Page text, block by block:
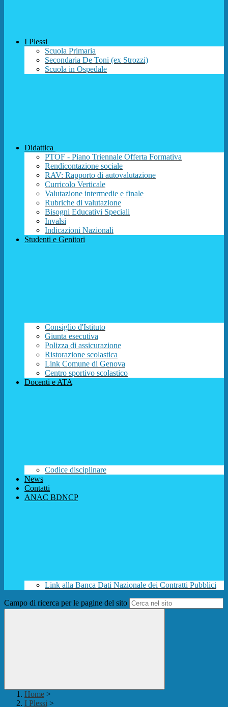
I Plessi
Scuola Primaria
Secondaria De Toni (ex Strozzi)
Scuola in Ospedale
Didattica
PTOF - Piano Triennale Offerta Formativa
Rendicontazione sociale
RAV: Rapporto di autovalutazione
Curricolo Verticale
Valutazione intermedie e finale
Rubriche di valutazione
Bisogni Educativi Speciali
Invalsi
Indicazioni Nazionali
Studenti e Genitori
Consiglio d'Istituto
Giunta esecutiva
Polizza di assicurazione
Ristorazione scolastica
Link Comune di Genova
Centro sportivo scolastico
Docenti e ATA
Codice disciplinare
News
Contatti
ANAC BDNCP
Link alla Banca Dati Nazionale dei Contratti Pubblici
Campo di ricerca per le pagine del sito
Home >
I Plessi >